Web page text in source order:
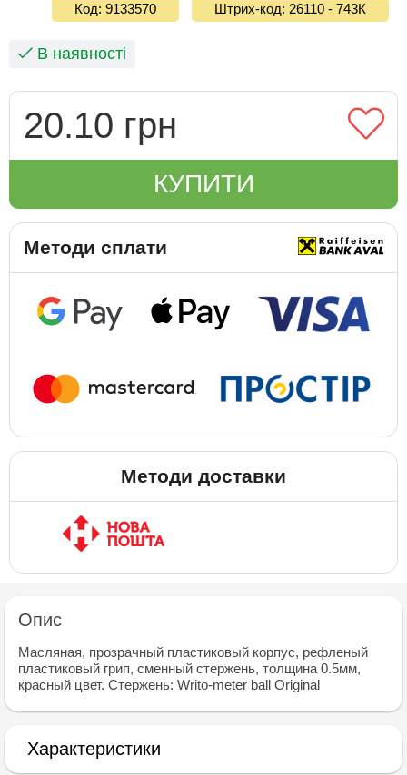
Код: 9133570 Штрих-код: 26110 - 743К
В наявності
20.10 грн
КУПИТИ
Методи сплати
Методи доставки
Опис
Масляная, прозрачный пластиковый корпус, рефленый
пластиковый грип, сменный стержень, толщина 0.5мм,
красный цвет. Стержень: Writo-meter ball Original
Характеристики